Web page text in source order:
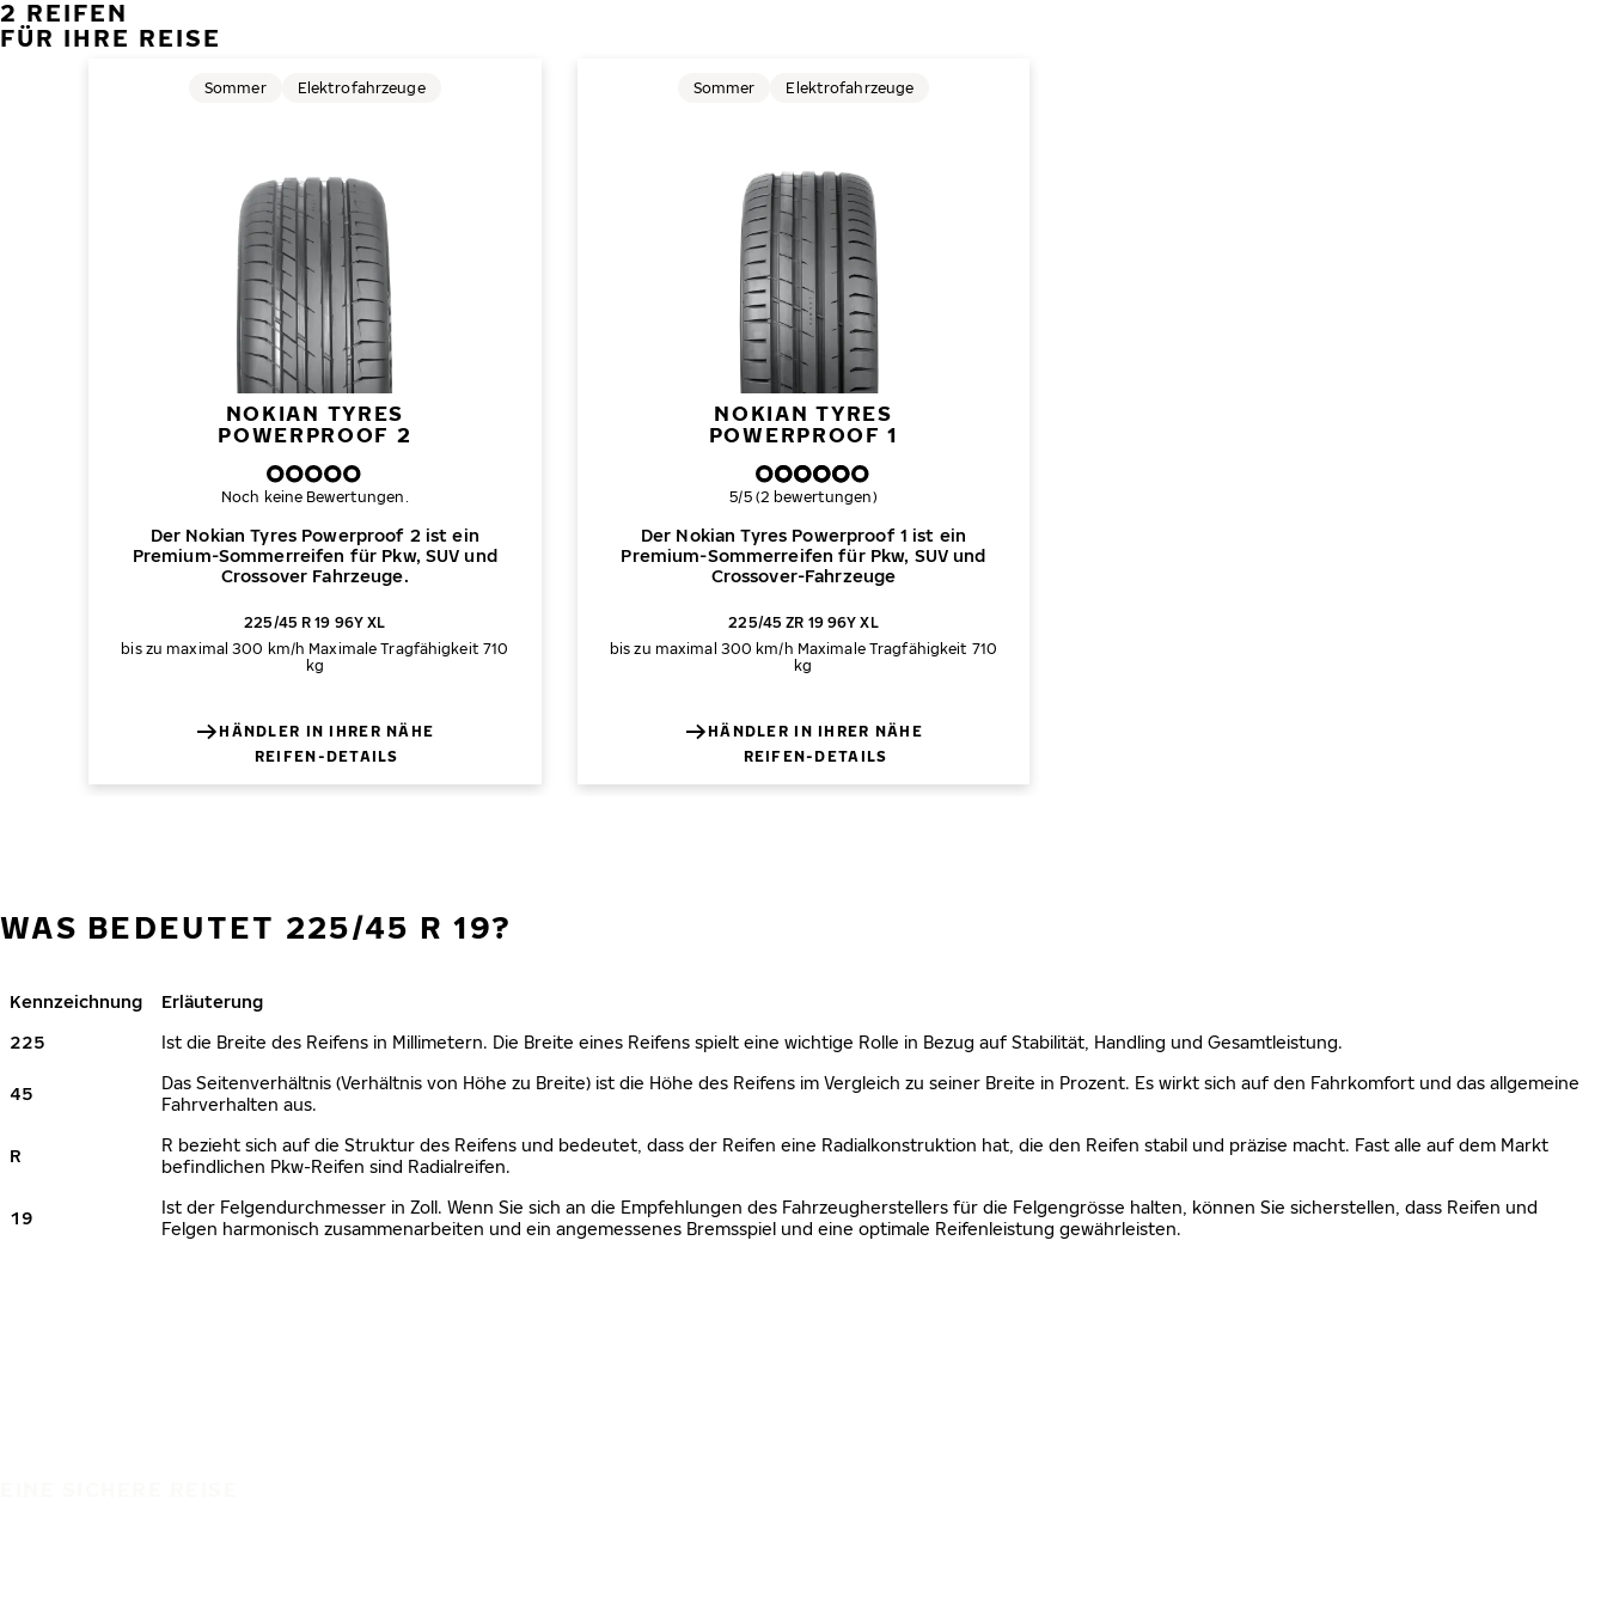
2 REIFEN
FÜR IHRE REISE
NOKIAN TYRES
POWERPROOF 2
Der Nokian Tyres Powerproof 2 ist ein
Premium-Sommerreifen für Pkw, SUV und
Crossover Fahrzeuge.
Sommer Elektrofahrzeuge
Noch keine Bewertungen.
225/45 R 19 96Y XL
bis zu maximal 300 km/h Maximale Tragfähigkeit 710
kg
HÄNDLER IN IHRER NÄHE
REIFEN-DETAILS
NOKIAN TYRES
POWERPROOF 1
Der Nokian Tyres Powerproof 1 ist ein
Premium-Sommerreifen für Pkw, SUV und
Crossover-Fahrzeuge
Sommer Elektrofahrzeuge
Gesamtbewertung
5/5 (2 bewertungen)
225/45 ZR 19 96Y XL
bis zu maximal 300 km/h Maximale Tragfähigkeit 710
kg
HÄNDLER IN IHRER NÄHE
REIFEN-DETAILS
WAS BEDEUTET 225/45 R 19?
Kennzeichnung
Erläuterung
225
Ist die Breite des Reifens in Millimetern. Die Breite eines Reifens spielt eine wichtige Rolle in Bezug auf Stabilität, Handling und Gesamtleistung.
45
Das Seitenverhältnis (Verhältnis von Höhe zu Breite) ist die Höhe des Reifens im Vergleich zu seiner Breite in Prozent. Es wirkt sich auf den Fahrkomfort und das allgemeine
Fahrverhalten aus.
R
R bezieht sich auf die Struktur des Reifens und bedeutet, dass der Reifen eine Radialkonstruktion hat, die den Reifen stabil und präzise macht. Fast alle auf dem Markt
befindlichen Pkw-Reifen sind Radialreifen.
19
Ist der Felgendurchmesser in Zoll. Wenn Sie sich an die Empfehlungen des Fahrzeugherstellers für die Felgengrösse halten, können Sie sicherstellen, dass Reifen und
Felgen harmonisch zusammenarbeiten und ein angemessenes Bremsspiel und eine optimale Reifenleistung gewährleisten.